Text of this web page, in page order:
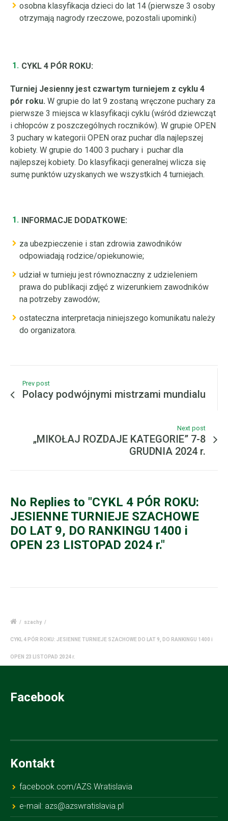
osobna klasyfikacja dzieci do lat 14 (pierwsze 3 osoby
otrzymają nagrody rzeczowe, pozostali upominki)
CYKL 4 PÓR ROKU:
Turniej Jesienny jest czwartym turniejem z cyklu 4
pór roku. W grupie do lat 9 zostaną wręczone puchary za
pierwsze 3 miejsca w klasyfikacji cyklu (wśród dziewcząt
i chłopców z poszczególnych roczników). W grupie OPEN
3 puchary w kategorii OPEN oraz puchar dla najlepszej
kobiety. W grupie do 1400 3 puchary i puchar dla
najlepszej kobiety. Do klasyfikacji generalnej wlicza się
sumę punktów uzyskanych we wszystkich 4 turniejach.
INFORMACJE DODATKOWE:
za ubezpieczenie i stan zdrowia zawodników
odpowiadają rodzice/opiekunowie;
udział w turnieju jest równoznaczny z udzieleniem
prawa do publikacji zdjęć z wizerunkiem zawodników
na potrzeby zawodów;
ostateczna interpretacja niniejszego komunikatu należy
do organizatora.
Prev post
Polacy podwójnymi mistrzami mundialu
Next post
„MIKOŁAJ ROZDAJE KATEGORIE” 7-8
GRUDNIA 2024 r.
No Replies to "CYKL 4 PÓR ROKU:
JESIENNE TURNIEJE SZACHOWE
DO LAT 9, DO RANKINGU 1400 i
OPEN 23 LISTOPAD 2024 r."
/ szachy /
CYKL 4 PÓR ROKU: JESIENNE TURNIEJE SZACHOWE DO LAT 9, DO RANKINGU 1400 i
OPEN 23 LISTOPAD 2024 r.
Facebook
Kontakt
facebook.com/AZS.Wratislavia
e-mail: azs@azswratislavia.pl